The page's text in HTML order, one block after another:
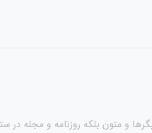
و متون بلکه روزنامه و مجله در